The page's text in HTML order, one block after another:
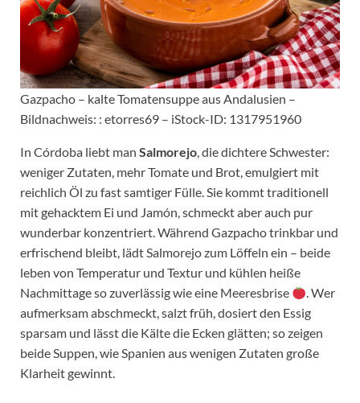
Gazpacho – kalte Tomatensuppe aus Andalusien –
Bildnachweis: : etorres69 – iStock-ID: 1317951960
In Córdoba liebt man Salmorejo, die dichtere Schwester:
weniger Zutaten, mehr Tomate und Brot, emulgiert mit
reichlich Öl zu fast samtiger Fülle. Sie kommt traditionell
mit gehacktem Ei und Jamón, schmeckt aber auch pur
wunderbar konzentriert. Während Gazpacho trinkbar und
erfrischend bleibt, lädt Salmorejo zum Löffeln ein – beide
leben von Temperatur und Textur und kühlen heiße
Nachmittage so zuverlässig wie eine Meeresbrise
. Wer
aufmerksam abschmeckt, salzt früh, dosiert den Essig
sparsam und lässt die Kälte die Ecken glätten; so zeigen
beide Suppen, wie Spanien aus wenigen Zutaten große
Klarheit gewinnt.